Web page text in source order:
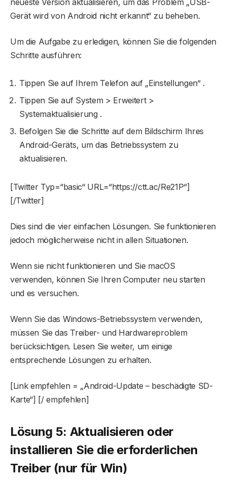
neueste Version aktualisieren, um das Problem „USB-
Gerät wird von Android nicht erkannt“ zu beheben.
Um die Aufgabe zu erledigen, können Sie die folgenden
Schritte ausführen:
Tippen Sie auf Ihrem Telefon auf „Einstellungen“ .
Tippen Sie auf System > Erweitert >
Systemaktualisierung .
Befolgen Sie die Schritte auf dem Bildschirm Ihres
Android-Geräts, um das Betriebssystem zu
aktualisieren.
[Twitter Typ=“basic“ URL=“https://ctt.ac/Re21P“]
[/Twitter]
Dies sind die vier einfachen Lösungen. Sie funktionieren
jedoch möglicherweise nicht in allen Situationen.
Wenn sie nicht funktionieren und Sie macOS
verwenden, können Sie Ihren Computer neu starten
und es versuchen.
Wenn Sie das Windows-Betriebssystem verwenden,
müssen Sie das Treiber- und Hardwareproblem
berücksichtigen. Lesen Sie weiter, um einige
entsprechende Lösungen zu erhalten.
[Link empfehlen = „Android-Update – beschädigte SD-
Karte“] [/ empfehlen]
Lösung 5: Aktualisieren oder
installieren Sie die erforderlichen
Treiber (nur für Win)